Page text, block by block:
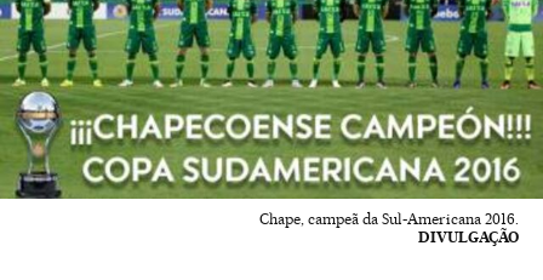
Chape, campeã da Sul-Americana 2016.
DIVULGAÇÃO